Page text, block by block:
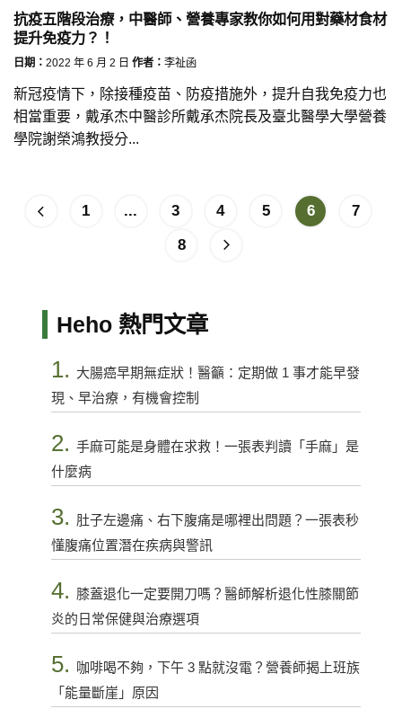
抗疫五階段治療，中醫師、營養專家教你如何用對藥材食材
提升免疫力？！
日期： 2022 年 6 月 2 日 作者： 李祉函
新冠疫情下，除接種疫苗、防疫措施外，提升自我免疫力也
相當重要，戴承杰中醫診所戴承杰院長及臺北醫學大學營養
學院謝榮鴻教授分...
1 ... 3 4 5 6
7
8
Heho 熱門文章
1. 大腸癌早期無症狀！醫籲：定期做 1 事才能早發
現、早治療，有機會控制
2. 手麻可能是身體在求救！一張表判讀「手麻」是
什麼病
3. 肚子左邊痛、右下腹痛是哪裡出問題？一張表秒
懂腹痛位置潛在疾病與警訊
4. 膝蓋退化一定要開刀嗎？醫師解析退化性膝關節
炎的日常保健與治療選項
5.
咖啡喝不夠，下午 3 點就沒電？營養師揭上班族
「能量斷崖」原因